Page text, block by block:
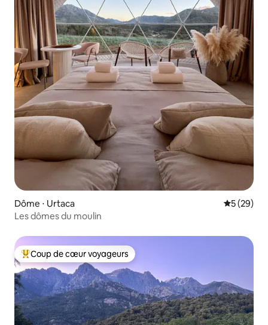
Dôme ⋅ Urtaca
5 (29)
Les dômes du moulin
Coups de cœur voyageurs les plus appréciés
Coup de cœur voyageurs